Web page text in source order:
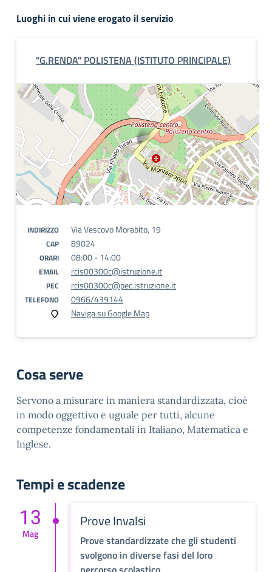
Luoghi in cui viene erogato il servizio
"G.RENDA" POLISTENA (ISTITUTO PRINCIPALE)
INDIRIZZO Via Vescovo Morabito, 19
CAP 89024
ORARI 08:00 - 14:00
EMAIL rcis00300c@istruzione.it
PEC rcis00300c@pec.istruzione.it
TELEFONO
0966/439144
Naviga su Google Map
Cosa serve
Servono a misurare in maniera standardizzata, cioè
in modo oggettivo e uguale per tutti, alcune
competenze fondamentali in Italiano, Matematica e
Inglese.
Tempi e scadenze
Prove Invalsi
Prove standardizzate che gli studenti
svolgono in diverse fasi del loro
13
Mag